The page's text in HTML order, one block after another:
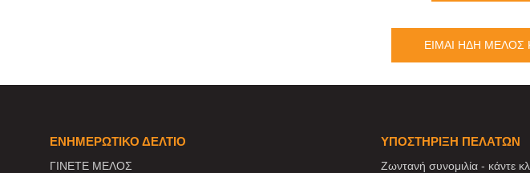
ΕΙΜΑΙ ΗΔΗ ΜΕΛΟΣ
ΕΝΗΜΕΡΩΤΙΚΌ ΔΕΛΤΊΟ
ΓΙΝΕΤΕ ΜΕΛΟΣ
ΥΠΟΣΤΗΡΙΞΗ ΠΕΛΑΤΩΝ
Ζωντανή συνομιλία - κάντε